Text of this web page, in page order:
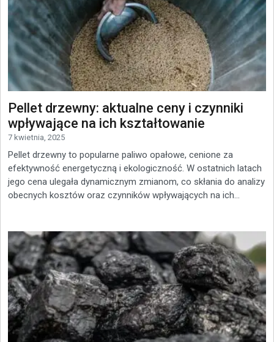
Pellet drzewny: aktualne ceny i czynniki
wpływające na ich kształtowanie
7 kwietnia, 2025
Pellet drzewny to popularne paliwo opałowe, cenione za
efektywność energetyczną i ekologiczność. W ostatnich latach
jego cena ulegała dynamicznym zmianom, co skłania do analizy
obecnych kosztów oraz czynników wpływających na ich...